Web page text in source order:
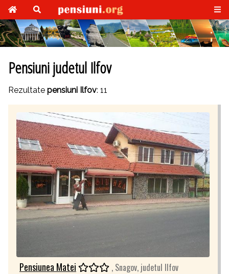
Pensiuni judetul Ilfov
Rezultate pensiuni Ilfov: 11
Pensiunea Matei , Snagov, judetul Ilfov